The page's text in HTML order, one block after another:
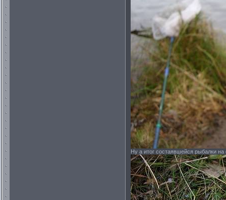
Ну а итог состаявшейся рыбалки на